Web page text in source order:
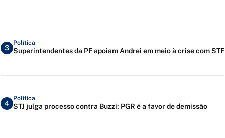
3
Política
Superintendentes da PF apoiam Andrei em meio à crise com STF
4
Política
STJ julga processo contra Buzzi; PGR é a favor de demissão